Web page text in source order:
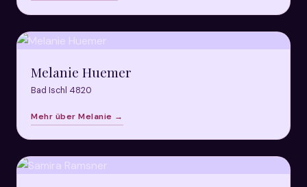
Melanie Huemer
Bad Ischl 4820
Mehr über Melanie →